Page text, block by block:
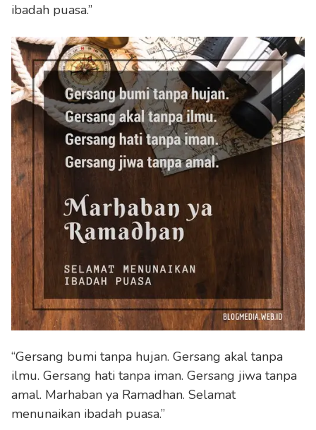
ibadah puasa.”
“Gersang bumi tanpa hujan. Gersang akal tanpa
ilmu. Gersang hati tanpa iman. Gersang jiwa tanpa
amal. Marhaban ya Ramadhan. Selamat
menunaikan ibadah puasa.”